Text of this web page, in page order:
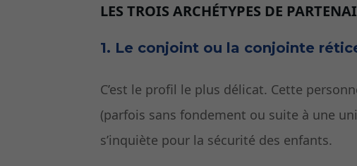
LES TROIS ARCHÉTYPES DE
1. Le conjoint ou la conjointe
C’est le profil le plus délicat. Cette
(parfois sans fondement ou suite à une
s’inquiète pour la sécurité des enfants.